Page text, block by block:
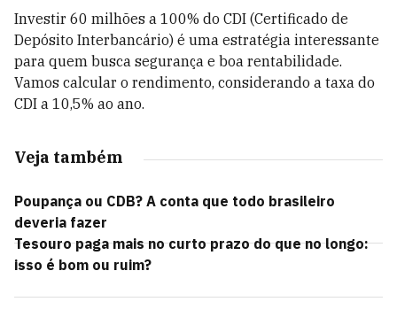
Investir 60 milhões a 100% do CDI (Certificado de
Depósito Interbancário) é uma estratégia interessante
para quem busca segurança e boa rentabilidade.
Vamos calcular o rendimento, considerando a taxa do
CDI a 10,5% ao ano.
Veja também
Poupança ou CDB? A conta que todo brasileiro
deveria fazer
Tesouro paga mais no curto prazo do que no longo:
isso é bom ou ruim?